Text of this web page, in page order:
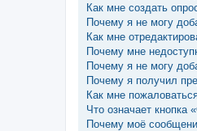
Как мне создать
Почему я не могу
Как мне
Почему мне
Почему я не могу
Почему я получил
Как мне
Что означает кнопка
Почему моё